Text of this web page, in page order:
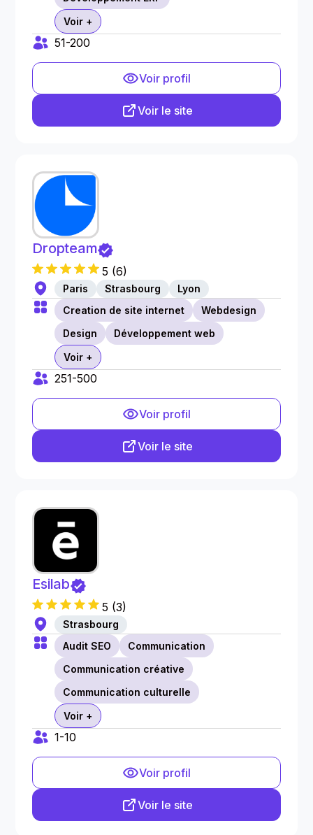
Voir +
51-200
Voir profil
Voir le site
Dropteam
5 (6)
Paris Strasbourg
Lyon
Creation de site internet
Webdesign
Design
Développement web
Voir +
251-500
Voir profil
Voir le site
Esilab
5 (3)
Strasbourg
Audit SEO
Communication
Communication créative
Communication culturelle
Voir +
1-10
Voir profil
Voir le site